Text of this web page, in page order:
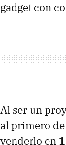
gadget con
Al ser un
al primero
venderlo en